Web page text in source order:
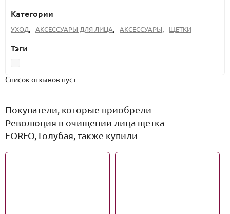
Категории
УХОД, АКСЕССУАРЫ ДЛЯ ЛИЦА, АКСЕССУАРЫ, ЩЕТКИ
Тэги
Список отзывов пуст
Покупатели, которые приобрели
Революция в очищении лица щетка
FOREO, Голубая, также купили